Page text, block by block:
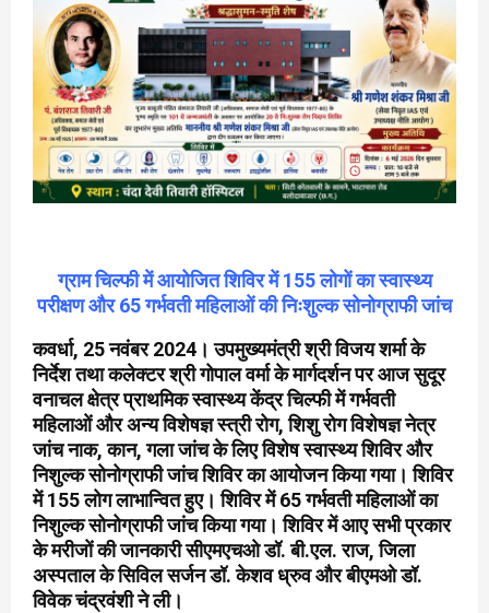
ग्राम चिल्फी में आयोजित शिविर में 155 लोगों का स्वास्थ्य
परीक्षण और 65 गर्भवती महिलाओं की निःशुल्क सोनोग्राफी जांच
कवर्धा, 25 नवंबर 2024। उपमुख्यमंत्री श्री विजय शर्मा के
निर्देश तथा कलेक्टर श्री गोपाल वर्मा के मार्गदर्शन पर आज सुदूर
वनाचल क्षेत्र प्राथमिक स्वास्थ्य केंद्र चिल्फी में गर्भवती
महिलाओं और अन्य विशेषज्ञ स्त्री रोग, शिशु रोग विशेषज्ञ नेत्र
जांच नाक, कान, गला जांच के लिए विशेष स्वास्थ्य शिविर और
निशुल्क सोनोग्राफी जांच शिविर का आयोजन किया गया। शिविर
में 155 लोग लाभान्वित हुए। शिविर में 65 गर्भवती महिलाओं का
निशुल्क सोनोग्राफी जांच किया गया। शिविर में आए सभी प्रकार
के मरीजों की जानकारी सीएमएचओ डॉ. बी.एल. राज, जिला
अस्पताल के सिविल सर्जन डॉ. केशव ध्रुव और बीएमओ डॉ.
विवेक चंद्रवंशी ने ली।